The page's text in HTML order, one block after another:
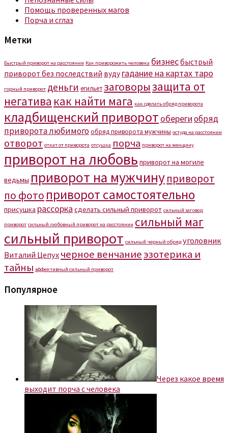
Помощь проверенных магов
Порча и сглаз
Метки
Быстрый приворот на расстоянии Как приворожить человека бизнесбыстрый
приворот без последствий вуду гадание на картах таро
горный приворот деньги егильетзаговорызащита от
негатива как найти мага как сделать обряд приворота
кладбищенский приворот оберегиобряд
приворота любимогообряд приворота мужчины остуда на расстоянии
отворот откат от приворота отсушка порча приворот на женщину
приворот на любовь приворот на могиле
ведьмы приворот на мужчинуприворот
по фото приворот самостоятельно
присушка рассорка сделать сильный приворот сильный заговор
приворот сильный любовный приворот на расстоянии сильный маг
сильный приворот сильный черный обряд уголовник
Виталий Цепух черное венчаниеэзотерика и
тайны эффективный сильный приворот
Популярное
Через какое время
выходит порча с человека